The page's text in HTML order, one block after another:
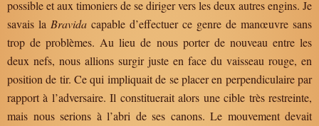
possible et aux timoniers de se diriger vers les deux autres engins. Je
savais la Bravida capable d’effectuer ce genre de manœuvre sans
trop de problèmes. Au lieu de nous porter de nouveau entre les
deux nefs, nous allions surgir juste en face du vaisseau rouge, en
position de tir. Ce qui impliquait de se placer en perpendiculaire par
rapport à l’adversaire. Il constituerait alors une cible très restreinte,
mais nous serions à l’abri de ses canons. Le mouvement devait